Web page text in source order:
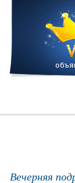
Вечерняя